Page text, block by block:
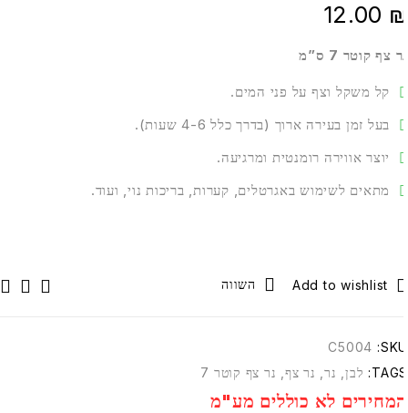
צף קוטר 7 ס”מ
קל משקל וצף על פני המים.
בעל זמן בעירה ארוך (בדרך כלל 4-6 שעות).
יוצר אווירה רומנטית ומרגיעה.
מתאים לשימוש באגרטלים, קערות, בריכות נוי, ועוד.
12.00
השווה
C5004
לבן, נר, נר צף, נר צף קוטר 7
לא כוללים מע"מ